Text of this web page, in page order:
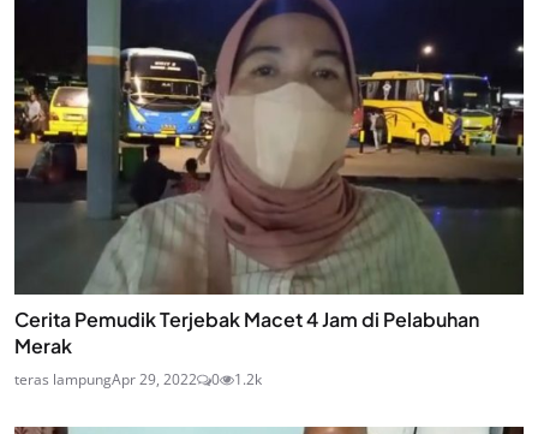
Cerita Pemudik Terjebak Macet 4 Jam di Pelabuhan
Merak
teras lampungApr 29, 2022 0 1.2k